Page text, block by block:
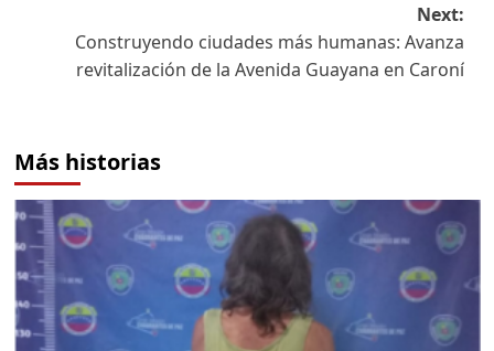
Next:
Construyendo ciudades más humanas: Avanza
revitalización de la Avenida Guayana en Caroní
Más historias